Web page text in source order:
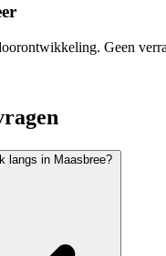
Geen
Komen jullie ook fysiek langs in Maasbree?